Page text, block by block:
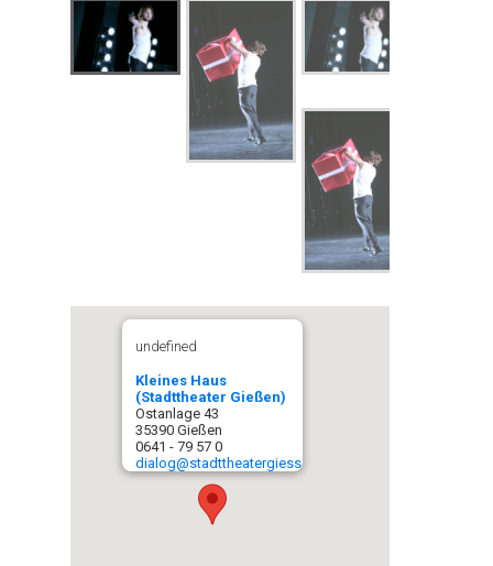
undefined
Kleines Haus
(Stadttheater Gießen)
Ostanlage 43
35390 Gießen
0641 - 79 57 0
dialog@stadttheatergiessen.de